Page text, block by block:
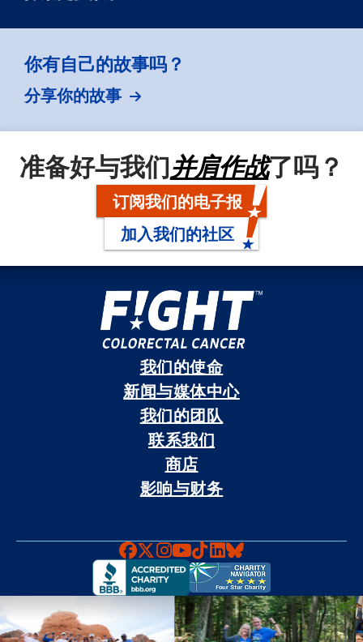
你有自己的故事吗？
分享你的故事
准备好与我们并肩作战了吗？
订阅我们的电子报
加入我们的社区
我们的使命
新闻与媒体中心
我们的团队
联系我们
商店
影响与财务
Faceboook
X Instagram
YouTube
TikTok
LinkedIn
Bluesky